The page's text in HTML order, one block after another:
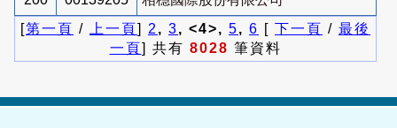
[第一頁 / 上一頁] 2 , 3, <4>, 5, 6 [ 下一頁 / 最後
一頁] 共有 8028 筆資料